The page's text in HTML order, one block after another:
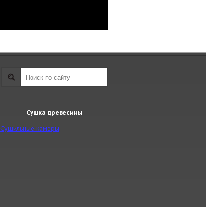
Сушка древесины
Сушильные камеры